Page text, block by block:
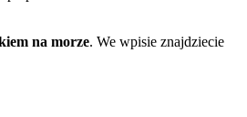
na morze. We wpisie znajdziecie